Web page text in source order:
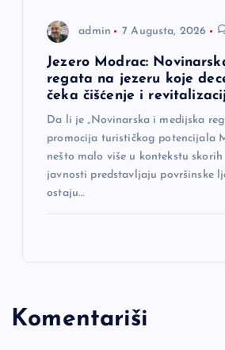
admin 7 Augusta, 2026
Jezero Modrac:
regata na jezeru koje
čeka čišćenje i
Da li je „Novinarska i medijska
promocija turističkog potencijala
nešto malo više u kontekstu
javnosti predstavljaju površinske
ostaju…
Komentariši